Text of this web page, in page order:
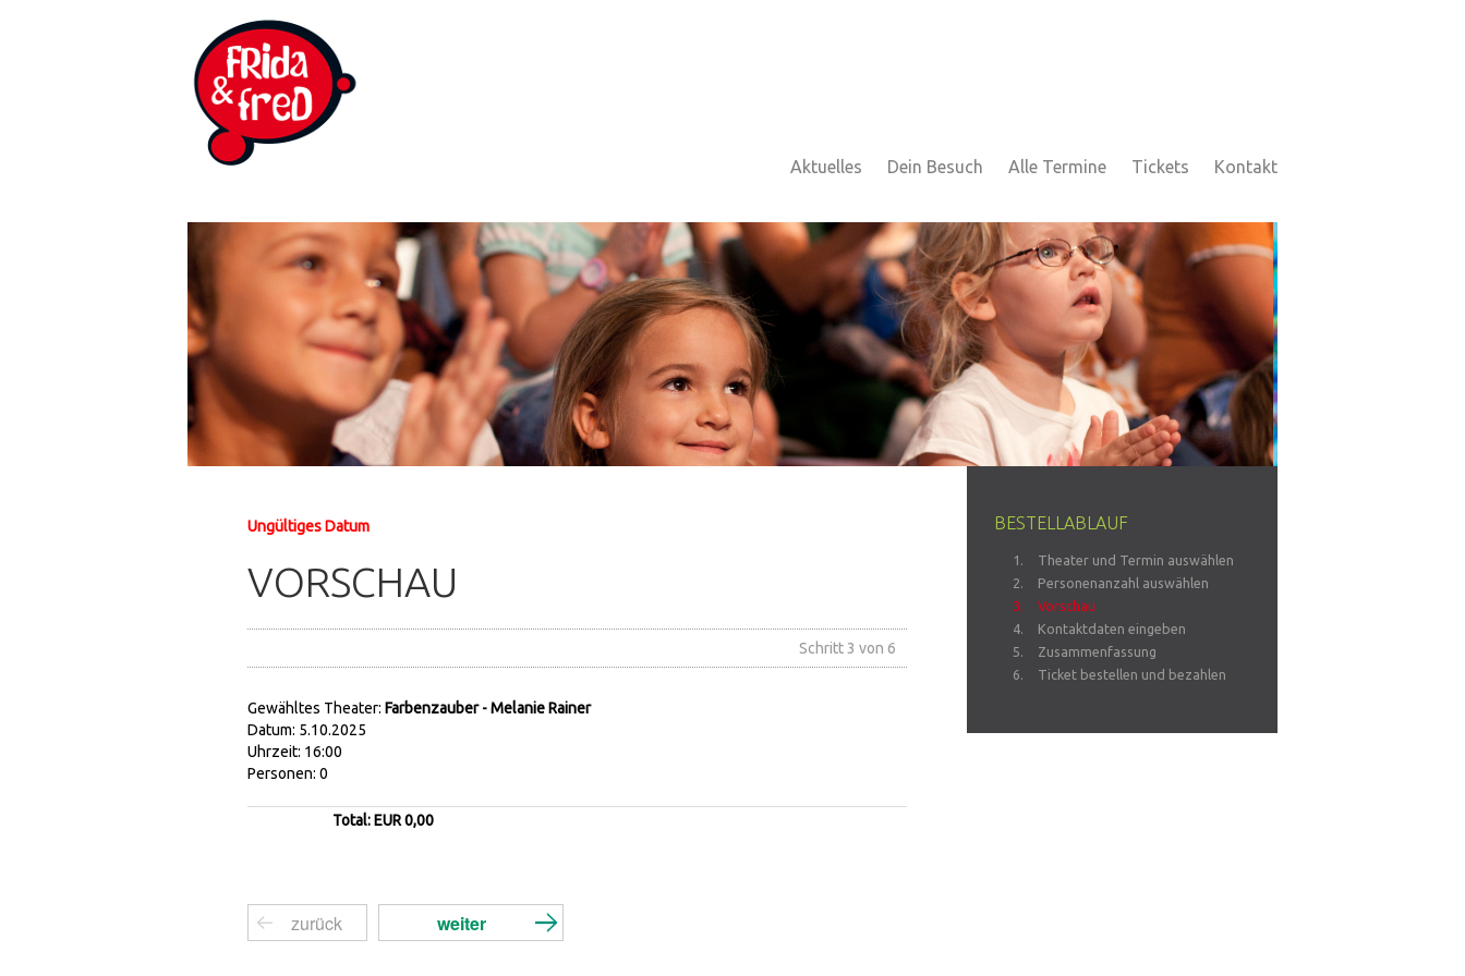
Aktuelles Dein Besuch Alle Termine Tickets Kontakt
Ungültiges Datum
VORSCHAU
Schritt 3 von 6
Gewähltes Theater: Farbenzauber - Melanie Rainer
Datum: 5.10.2025
Uhrzeit: 16:00
Personen: 0
Total: EUR 0,00
BESTELLABLAUF
Theater und Termin auswählen
Personenanzahl auswählen
Vorschau
Kontaktdaten eingeben
Zusammenfassung
Ticket bestellen und bezahlen